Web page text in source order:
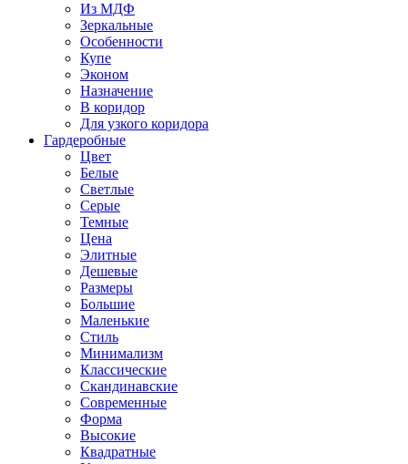
Из МДФ
Зеркальные
Особенности
Купе
Эконом
Назначение
В коридор
Для узкого коридора
Гардеробные
Цвет
Белые
Светлые
Серые
Темные
Цена
Элитные
Дешевые
Размеры
Большие
Маленькие
Стиль
Минимализм
Классические
Скандинавские
Современные
Форма
Высокие
Квадратные